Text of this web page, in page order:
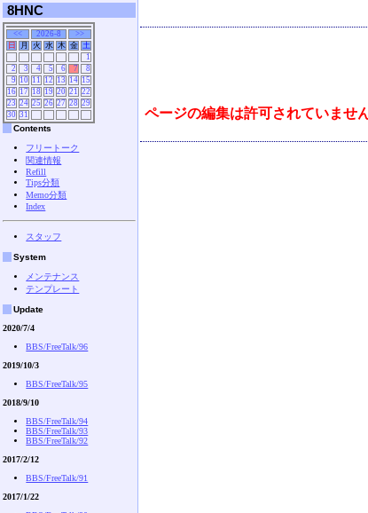
ページの編集は許可されていません
8HNC
<< 2026-8
>>
日
月 火 水 木 金
土
1
2
3 4 5 6 7
8
9 10 11 12 13 14 15
16 17 18 19 20 21
22
23 24 25 26 27 28 29
30 31
Contents
フリートーク
関連情報
Refill
Tips分類
Memo分類
Index
スタッフ
System
メンテナンス
テンプレート
Update
2020/7/4
BBS/FreeTalk/96
2019/10/3
BBS/FreeTalk/95
2018/9/10
BBS/FreeTalk/94
BBS/FreeTalk/93
BBS/FreeTalk/92
2017/2/12
BBS/FreeTalk/91
2017/1/22